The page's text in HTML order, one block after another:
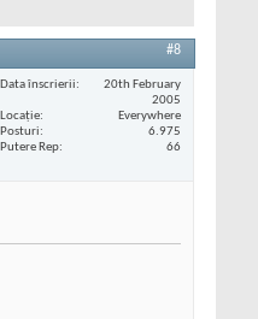
#8
Data înscrierii
20th February
2005
Locaţie
Everywhere
Posturi
6.975
Putere Rep
66